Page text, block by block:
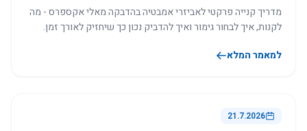
מדריך קנייה פרקטי לאביזרי אמבטיה בהדבקה מאלי אקספרס - מה
לקנות, איך לבחור גימור ואיך להדביק נכון כך שיחזיק לאורך זמן.
למאמר המלא
21.7.2026